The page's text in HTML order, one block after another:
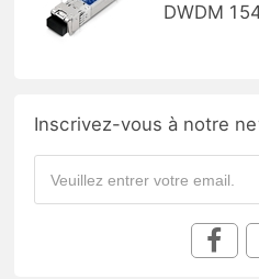
DWDM
Inscrivez-vous à notre